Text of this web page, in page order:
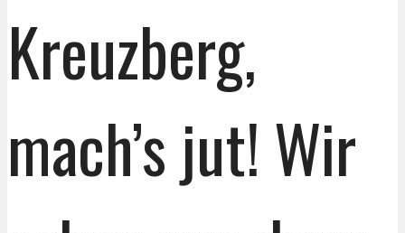
Kreuzberg,
mach’s jut! Wir